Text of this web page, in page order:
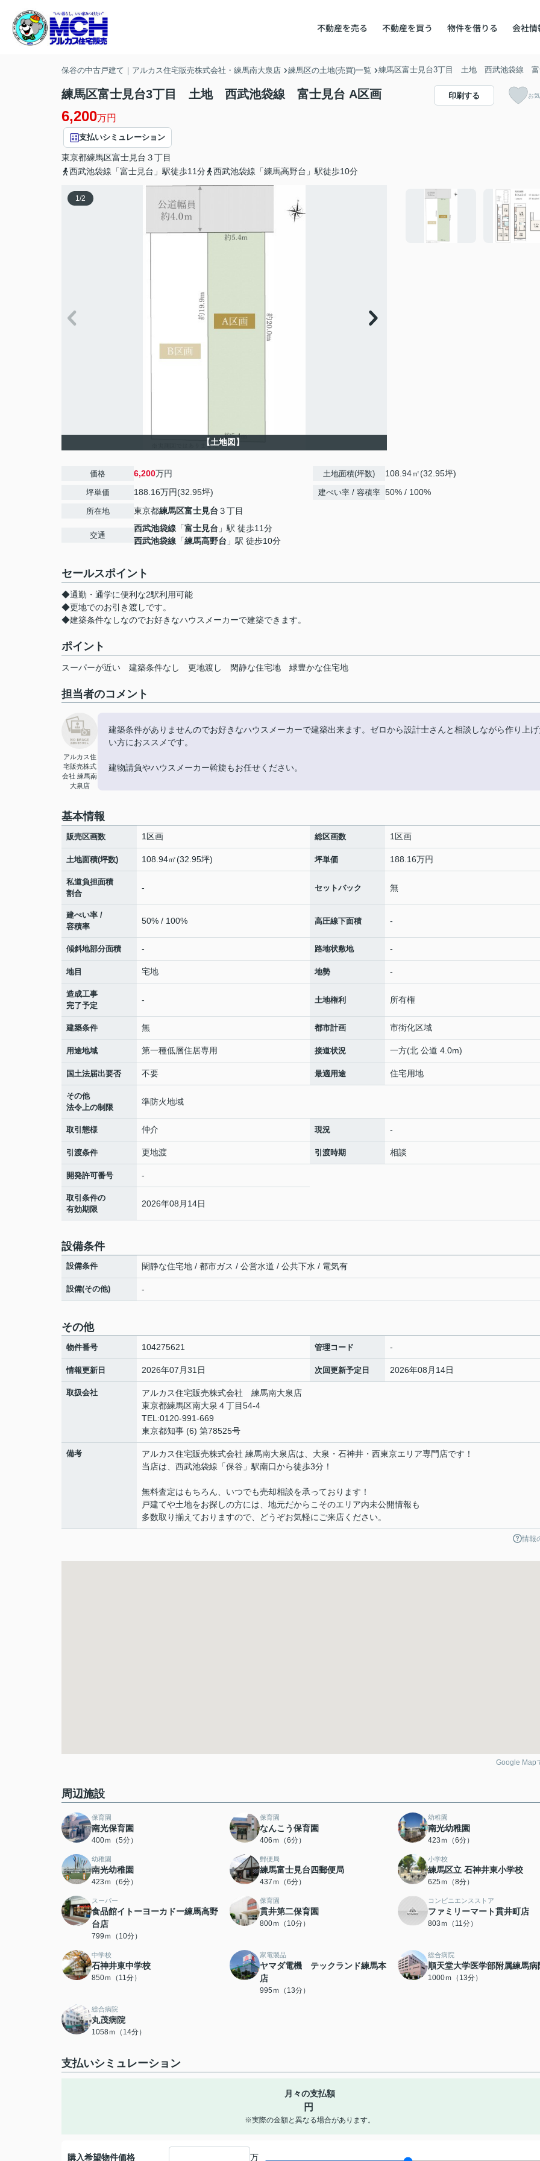
不動産を売る 不動産を買う 物件を借りる 会社情
保谷の中古戸建て｜アルカス住宅販売株式会社・練馬南大泉店 練馬区の土地(売買)一覧 練馬区富士見台3丁目 土地 西武池袋線 富
練馬区富士見台3丁目 土地 西武池袋線 富士見台 A区画
6,200万円
支払いシミュレーション
東京都練馬区富士見台 ３丁目
西武池袋線「富士見台」駅徒歩11分
西武池袋線「練馬高野台」駅徒歩10分
印刷する お
1/2
【土地図】
価格 6,200万円
坪単価 188.16万円(32.95坪)
所在地 東京都練馬区富士見台 ３丁目
交通
西武池袋線 「富士見台 」駅 徒歩11分
西武池袋線 「練馬高野台 」駅 徒歩10分
土地面積(坪数) 108.94㎡(32.95坪)
建ぺい率 / 容積率 50% / 100%
セールスポイント
◆通勤・通学に便利な2駅利用可能
◆更地でのお引き渡しです。
◆建築条件なしなのでお好きなハウスメーカーで建築できます。
ポイント
スーパーが近い 建築条件なし 更地渡し 閑静な住宅地 緑豊かな住宅地
担当者のコメント
アルカス住
宅販売株式
会社 練馬南
大泉店
建築条件がありませんのでお好きなハウスメーカーで建築出来ます。ゼロから設計士さんと相談しながら作り上
い方におススメです。
建物請負やハウスメーカー斡旋もお任せください。
基本情報
販売区画数 1区画 総区画数 1区画
土地面積(坪数) 108.94㎡(32.95坪) 坪単価 188.16万円
私道負担面積
割合
- セットバック 無
建ぺい率 /
容積率
50% / 100% 高圧線下面積 -
傾斜地部分面積 - 路地状敷地 -
地目 宅地 地勢 -
造成工事
完了予定
- 土地権利 所有権
建築条件 無 都市計画 市街化区域
用途地域 第一種低層住居専用 接道状況 一方(北 公道 4.0m)
国土法届出要否 不要 最適用途 住宅用地
その他
法令上の制限
準防火地域
取引態様 仲介 現況 -
引渡条件 更地渡 引渡時期 相談
開発許可番号 -
取引条件の
有効期限
2026年08月14日
設備条件
設備条件 閑静な住宅地 / 都市ガス / 公営水道 / 公共下水 / 電気有
設備(その他) -
その他
物件番号 104275621 管理コード -
情報更新日 2026年07月31日 次回更新予定日 2026年08月14日
取扱会社
アルカス住宅販売株式会社 練馬南大泉店
東京都練馬区南大泉４丁目54-4
TEL:0120-991-669
東京都知事 (6) 第78525号
備考
アルカス住宅販売株式会社 練馬南大泉店は、大泉・石神井・西東京エリア専門店です！
当店は、西武池袋線「保谷」駅南口から徒歩3分！
無料査定はもちろん、いつでも売却相談を承っております！
戸建てや土地をお探しの方には、地元だからこそのエリア内未公開情報も
多数取り揃えておりますので、どうぞお気軽にご来店ください。
情報
Google Map
周辺施設
保育園
南光保育園
400ｍ（5分）
保育園
なんこう保育園
406ｍ（6分）
幼稚園
南光幼稚園
423ｍ（6分）
幼稚園
南光幼稚園
423ｍ（6分）
郵便局
練馬富士見台四郵便局
437ｍ（6分）
小学校
練馬区立 石神井東小学校
625ｍ（8分）
スーパー
食品館イトーヨーカドー練馬高野
台店
799ｍ（10分）
保育園
貫井第二保育園
800ｍ（10分）
コンビニエンスストア
ファミリーマート貫井町店
803ｍ（11分）
中学校
石神井東中学校
850ｍ（11分）
家電製品
ヤマダ電機 テックランド練馬本
店
995ｍ（13分）
総合病院
順天堂大学医学部附属練馬病
1000ｍ（13分）
総合病院
丸茂病院
1058ｍ（14分）
支払いシミュレーション
月々の支払額
円
※実際の金額と異なる場合があります。
購入希望物件価格 万